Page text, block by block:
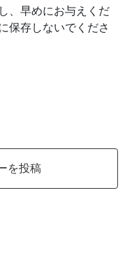
、早めにお与えくだ
保存しないでくださ
を投稿